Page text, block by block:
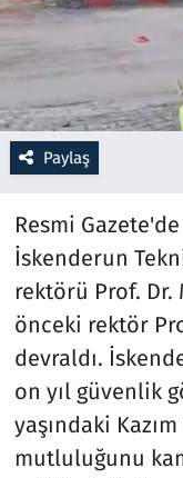
Paylaş
Resmi
İskenderun
rektörü Prof.
önceki rektör
devraldı.
on yıl güvenlik
yaşındaki
mutluluğunu
Seçim 2023
Spor
Teknoloji ve
Televizyon